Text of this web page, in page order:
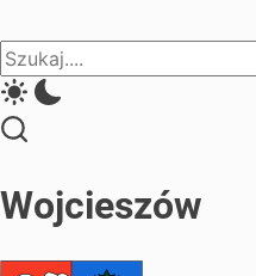
Close
Search
Wojcieszów